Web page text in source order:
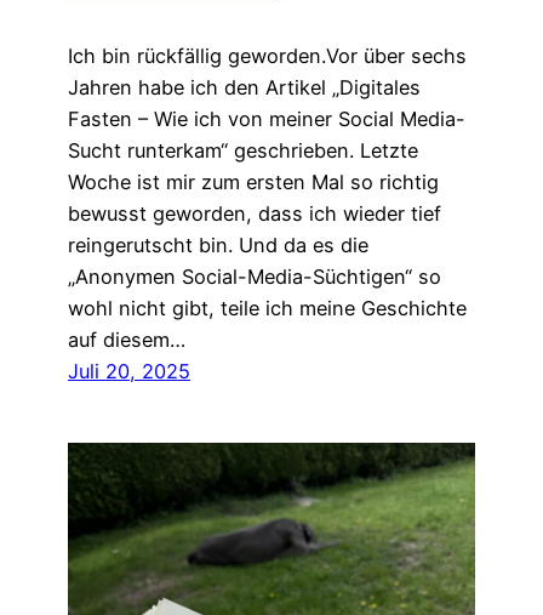
Ich bin rückfällig geworden.Vor über sechs
Jahren habe ich den Artikel „Digitales
Fasten – Wie ich von meiner Social Media-
Sucht runterkam“ geschrieben. Letzte
Woche ist mir zum ersten Mal so richtig
bewusst geworden, dass ich wieder tief
reingerutscht bin. Und da es die
„Anonymen Social-Media-Süchtigen“ so
wohl nicht gibt, teile ich meine Geschichte
auf diesem…
Juli 20, 2025